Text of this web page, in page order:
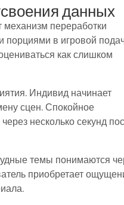
данных
переработки
порциями в игровой
как слишком
Индивид начинает
сцен. Спокойное
несколько секунд
темы понимаются
приобретает